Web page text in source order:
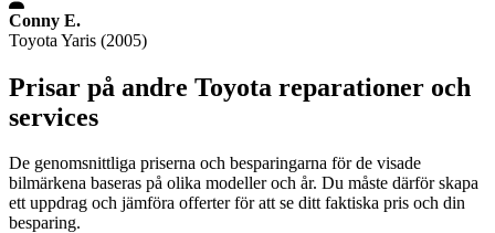
Conny E.
Toyota Yaris (2005)
Prisar på andre Toyota reparationer och
services
De genomsnittliga priserna och besparingarna för de visade
bilmärkena baseras på olika modeller och år. Du måste därför skapa
ett uppdrag och jämföra offerter för att se ditt faktiska pris och din
besparing.